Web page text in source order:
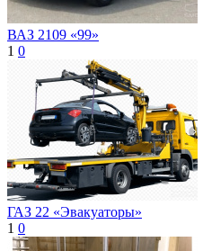
ВАЗ 2109 «99»
1 0
ГАЗ 22 «Эвакуаторы»
1 0